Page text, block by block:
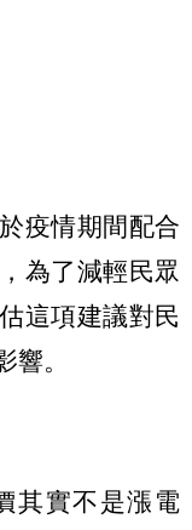
疫情期間配合
為了減輕民眾
這項建議對民
響。
其實不是漲電